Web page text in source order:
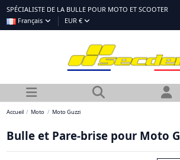
SPÉCIALISTE DE LA BULLE POUR MOTO ET SCOOTER
Français
EUR €
Accueil Moto Moto Guzzi
Bulle et Pare-brise pour Moto